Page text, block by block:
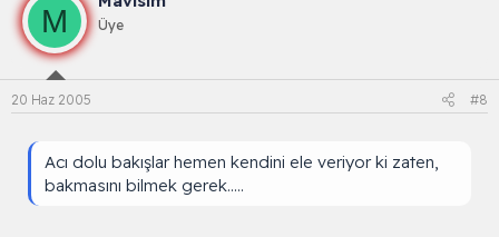
M Üye
20 Haz 2005 #8
Acı dolu bakışlar hemen kendini ele veriyor ki zaten,
bakmasını bilmek gerek.....